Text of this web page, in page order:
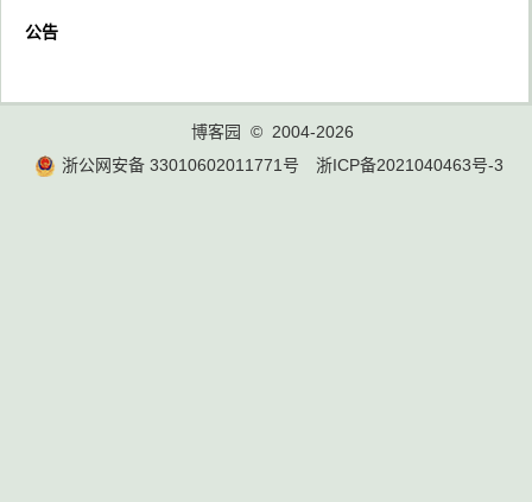
公告
博客园
© 2004-2026
浙公网安备 33010602011771号
浙ICP备2021040463号-3